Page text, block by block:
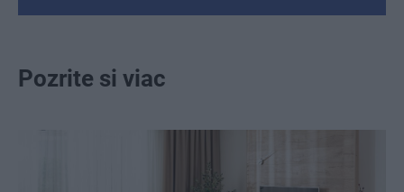
Pozrite si viac